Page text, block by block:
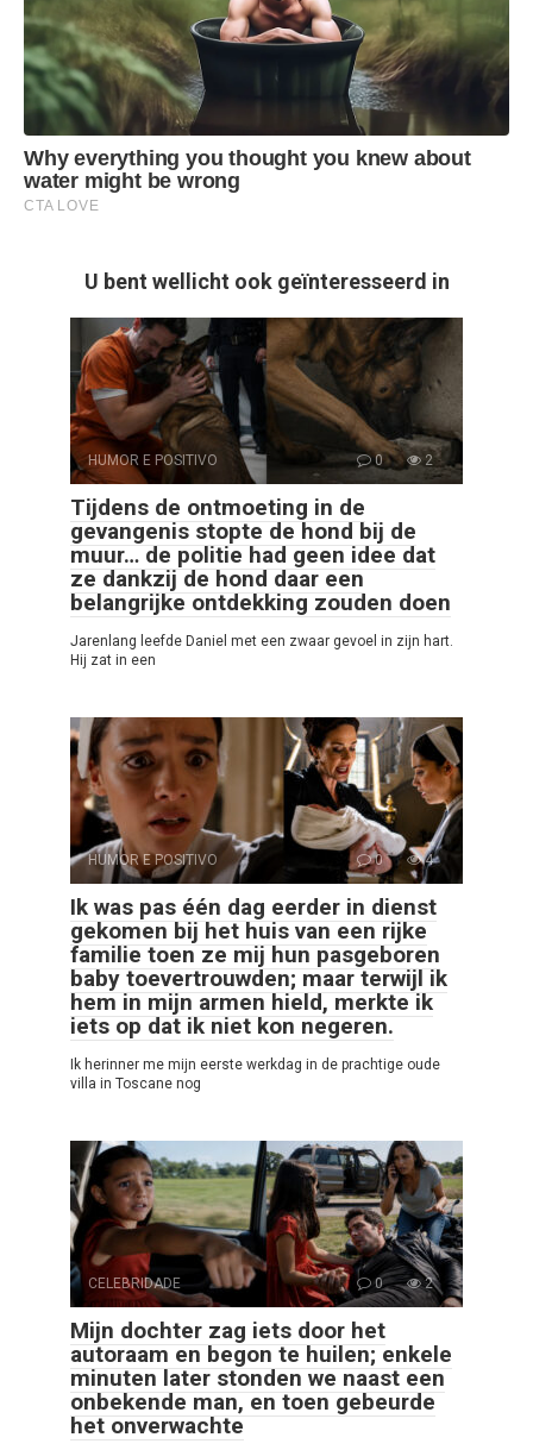
U bent wellicht ook geïnteresseerd in
HUMOR E POSITIVO 0 2
Tijdens de ontmoeting in de
gevangenis stopte de hond bij de
muur… de politie had geen idee dat
ze dankzij de hond daar een
belangrijke ontdekking zouden doen
Jarenlang leefde Daniel met een zwaar gevoel in zijn hart.
Hij zat in een
HUMOR E POSITIVO 0 4
Ik was pas één dag eerder in dienst
gekomen bij het huis van een rijke
familie toen ze mij hun pasgeboren
baby toevertrouwden; maar terwijl ik
hem in mijn armen hield, merkte ik
iets op dat ik niet kon negeren.
Ik herinner me mijn eerste werkdag in de prachtige oude
villa in Toscane nog
CELEBRIDADE 0 2
Mijn dochter zag iets door het
autoraam en begon te huilen; enkele
minuten later stonden we naast een
onbekende man, en toen gebeurde
het onverwachte